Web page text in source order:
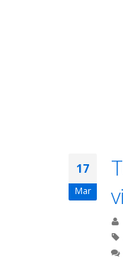
17
Mar